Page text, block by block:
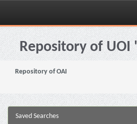
Skip
navigationRepository of UOI
Repository of OAI
Saved Searches